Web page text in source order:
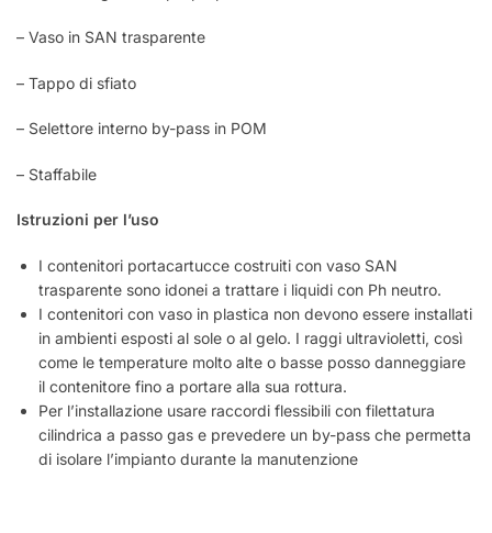
– Vaso in SAN trasparente
– Tappo di sfiato
– Selettore interno by-pass in POM
– Staffabile
Istruzioni per l’uso
I contenitori portacartucce costruiti con vaso SAN
trasparente sono idonei a trattare i liquidi con Ph neutro.
I contenitori con vaso in plastica non devono essere installati
in ambienti esposti al sole o al gelo. I raggi ultravioletti, così
come le temperature molto alte o basse posso danneggiare
il contenitore fino a portare alla sua rottura.
Per l’installazione usare raccordi flessibili con filettatura
cilindrica a passo gas e prevedere un by-pass che permetta
di isolare l’impianto durante la manutenzione